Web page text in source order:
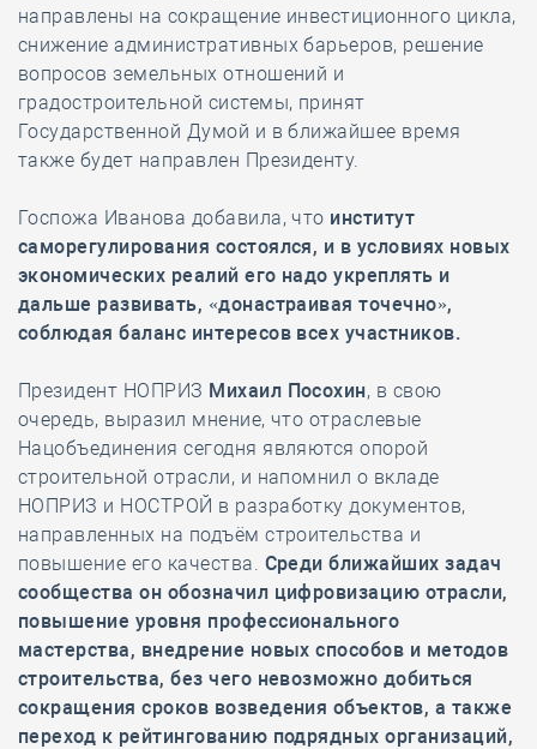
направлены на сокращение инвестиционного цикла,
снижение административных барьеров, решение
вопросов земельных отношений и
градостроительной системы, принят
Государственной Думой и в ближайшее время
также будет направлен Президенту.
Госпожа Иванова добавила, что институт
саморегулирования состоялся, и в условиях новых
экономических реалий его надо укреплять и
дальше развивать, «донастраивая точечно»,
соблюдая баланс интересов всех участников.
Президент НОПРИЗ Михаил Посохин, в свою
очередь, выразил мнение, что отраслевые
Нацобъединения сегодня являются опорой
строительной отрасли, и напомнил о вкладе
НОПРИЗ и НОСТРОЙ в разработку документов,
направленных на подъём строительства и
повышение его качества. Среди ближайших задач
сообщества он обозначил цифровизацию отрасли,
повышение уровня профессионального
мастерства, внедрение новых способов и методов
строительства, без чего невозможно добиться
сокращения сроков возведения объектов, а также
переход к рейтингованию подрядных организаций,